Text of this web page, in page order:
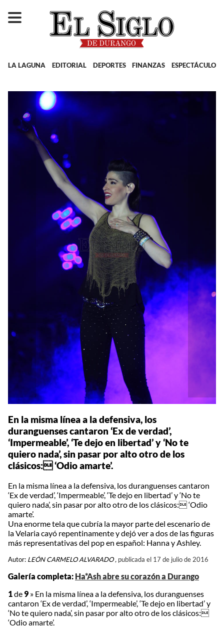
LA LAGUNA EDITORIAL DEPORTES FINANZAS ESPECTÁCULOS
En la misma línea a la defensiva, los
duranguenses cantaron ‘Ex de verdad’,
‘Impermeable’, ‘Te dejo en libertad’ y ‘No te
quiero nada’, sin pasar por alto otro de los
clásicos: ‘Odio amarte’.
En la misma línea a la defensiva, los duranguenses cantaron
‘Ex de verdad’, ‘Impermeable’, ‘Te dejo en libertad’ y ‘No te
quiero nada’, sin pasar por alto otro de los clásicos: ‘Odio
amarte’.
Una enorme tela que cubría la mayor parte del escenario de
la Velaria cayó repentinamente y dejó ver a dos de las figuras
más representativas del pop en español: Hanna y Ashley.
Autor: LEÓN CARMELO ALVARADO , publicada el 17 de julio de 2016
Galería completa: Ha*Ash abre su corazón a Durango
1de 9 » En la misma línea a la defensiva, los duranguenses
cantaron ‘Ex de verdad’, ‘Impermeable’, ‘Te dejo en libertad’ y
‘No te quiero nada’, sin pasar por alto otro de los clásicos:
‘Odio amarte’.